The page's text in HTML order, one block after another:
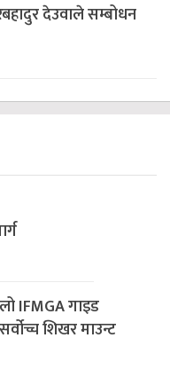
देउवाले सम्बोधन
IFMGA गाइड
शिखर माउन्ट